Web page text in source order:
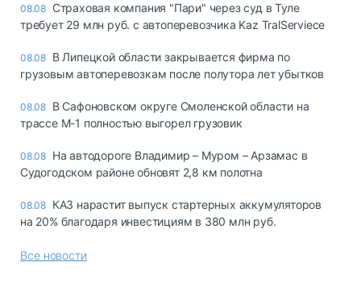
08.08 Страховая компания "Пари" через суд в Туле
требует 29 млн руб. с автоперевозчика Kaz TralServiece
08.08 В Липецкой области закрывается фирма по
грузовым автоперевозкам после полутора лет убытков
08.08 В Сафоновском округе Смоленской области на
трассе М-1 полностью выгорел грузовик
08.08 На автодороге Владимир – Муром – Арзамас в
Судогодском районе обновят 2,8 км полотна
08.08 КАЗ нарастит выпуск стартерных аккумуляторов
на 20% благодаря инвестициям в 380 млн руб.
Все новости